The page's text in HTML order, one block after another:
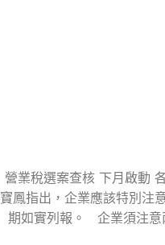
營業稅選案查核 下月啟動
寶鳳指出，企業應該特別注
期如實列報。 企業須注意